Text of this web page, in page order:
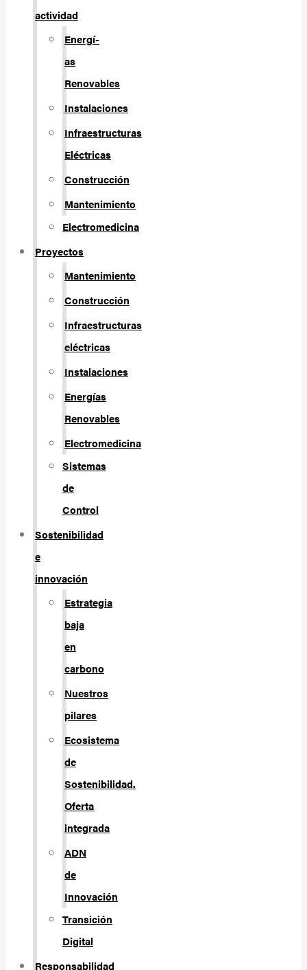
actividad
Energí­
as
Renovables
Instalaciones
Infraestructuras
Eléctricas
Construcción
Mantenimiento
Electromedicina
Proyectos
Mantenimiento
Construcción
Infraestructuras
eléctricas
Instalaciones
Energías
Renovables
Electromedicina
Sistemas
de
Control
Sostenibilidad
e
innovación
Estrategia
baja
en
carbono
Nuestros
pilares
Ecosistema
de
Sostenibilidad.
Oferta
integrada
ADN
de
Innovación
Transición
Digital
Responsabilidad